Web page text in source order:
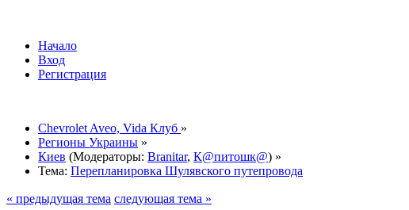
Начало
Вход
Регистрация
Chevrolet Aveo, Vida Клуб »
Регионы Украины »
Киев (Модераторы: Branitar, К@питошк@) »
Тема: Перепланировка Шулявского путепровода
« предыдущая тема следующая тема »